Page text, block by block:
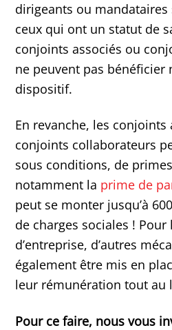
dirigeants ou
ceux qui ont un statut de
conjoints associés ou
ne peuvent pas bénéficier
dispositif.
En revanche, les conjoints
conjoints collaborateurs
sous conditions, de
notamment la prime de
peut se monter jusqu’à
de charges sociales ! Pour
d’entreprise, d’autres
également être mis en
leur rémunération tout au
Pour ce faire, nous vous